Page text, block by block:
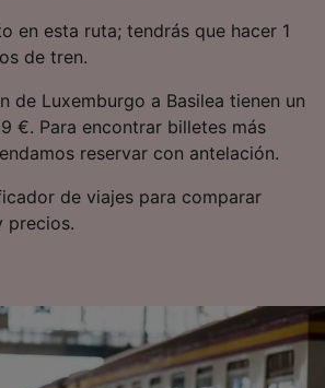
en esta ruta; tendrás que hacer 1
de tren.
de Luxemburgo a Basilea tienen un
€. Para encontrar billetes más
reservar con antelación.
de viajes para comparar
precios.
de servicios.